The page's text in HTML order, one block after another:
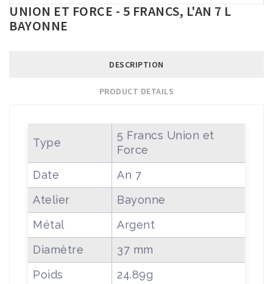
UNION ET FORCE - 5 FRANCS, L'AN 7 L
BAYONNE
DESCRIPTION
PRODUCT DETAILS
Type
5 Francs Union et
Force
Date
An 7
Atelier
Bayonne
Métal
Argent
Diamètre
37 mm
Poids
24.89g